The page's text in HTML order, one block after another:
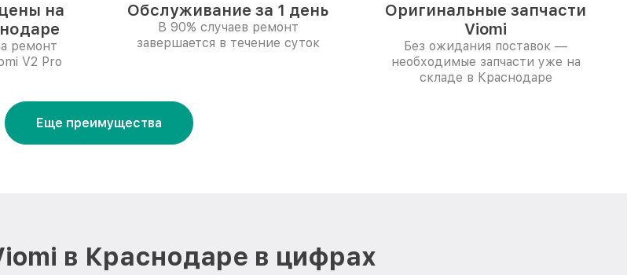
на
ремонт
V2 Pro
Обслуживание за 1 день
В 90% случаев ремонт
завершается в течение суток
Оригинальные запчасти
Viomi
Без ожидания поставок —
необходимые запчасти уже на
складе в Краснодаре
Еще преимущества
в Краснодаре в цифрах